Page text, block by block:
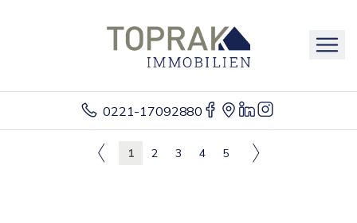
0221-17092880
1 2 3 4 5